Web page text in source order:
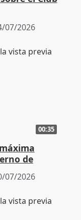
07/2026
00:35
de
07/2026